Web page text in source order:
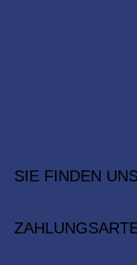
SIE FINDEN